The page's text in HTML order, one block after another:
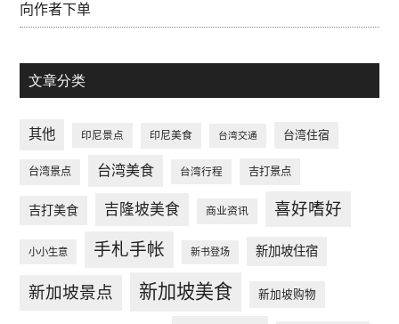
向作者下单
文章分类
其他 印尼景点 印尼美食 台湾交通 台湾住宿
台湾景点 台湾美食 台湾行程 吉打景点
吉打美食 吉隆坡美食 商业资讯 喜好嗜好
小小生意 手札手帐 新书登场 新加坡住宿
新加坡景点 新加坡美食 新加坡购物